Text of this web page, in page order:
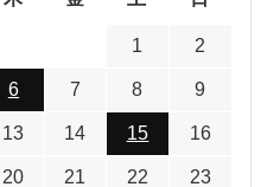
1 2
6 7 8 9
13 14 15 16
20 21 22 23